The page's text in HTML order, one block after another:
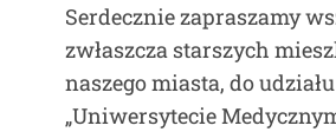
Serdecznie zapraszamy
zwłaszcza starszych
naszego miasta, do
„Uniwersytecie